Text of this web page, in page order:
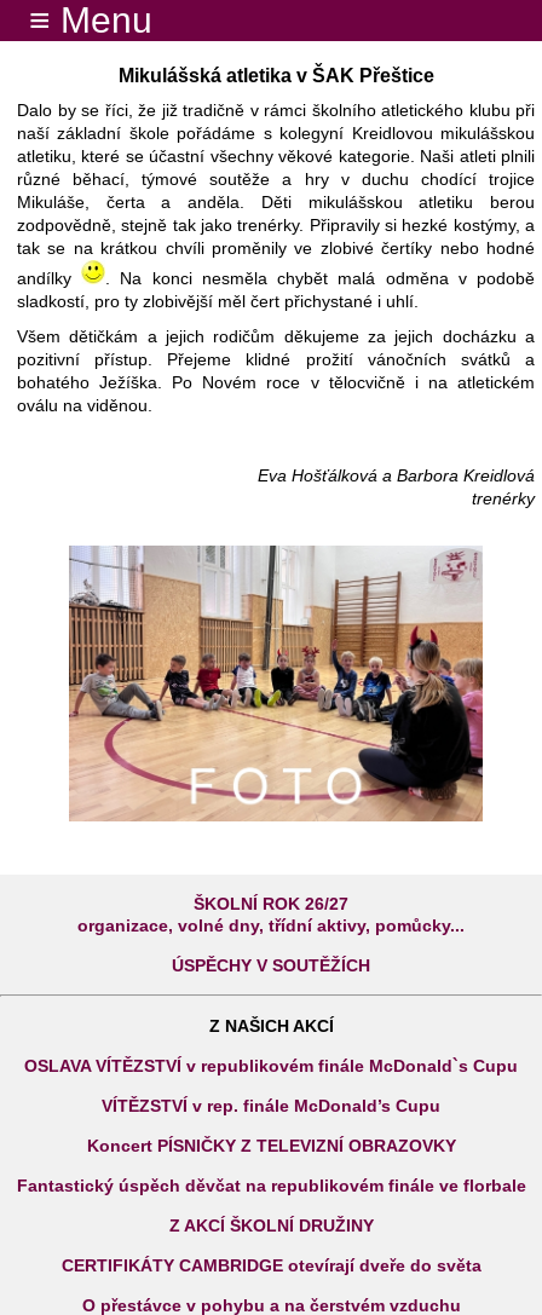
≡ Menu
Mikulášská atletika v ŠAK Přeštice
Dalo by se říci, že již tradičně v rámci školního atletického klubu při
naší základní škole pořádáme s kolegyní Kreidlovou mikulášskou
atletiku, které se účastní všechny věkové kategorie. Naši atleti plnili
různé běhací, týmové soutěže a hry v duchu chodící trojice
Mikuláše, čerta a anděla. Děti mikulášskou atletiku berou
zodpovědně, stejně tak jako trenérky. Připravily si hezké kostýmy, a
tak se na krátkou chvíli proměnily ve zlobivé čertíky nebo hodné
andílky
. Na konci nesměla chybět malá odměna v podobě
sladkostí, pro ty zlobivější měl čert přichystané i uhlí.
Všem dětičkám a jejich rodičům děkujeme za jejich docházku a
pozitivní přístup. Přejeme klidné prožití vánočních svátků a
bohatého Ježíška. Po Novém roce v tělocvičně i na atletickém
oválu na viděnou.
Eva Hošťálková a Barbora Kreidlová
trenérky
ŠKOLNÍ ROK 26/27
organizace, volné dny, třídní aktivy, pomůcky...
ÚSPĚCHY V SOUTĚŽÍCH
Z NAŠICH AKCÍ
OSLAVA VÍTĚZSTVÍ v republikovém finále McDonald`s Cupu
VÍTĚZSTVÍ v rep. finále McDonald’s Cupu
Koncert PÍSNIČKY Z TELEVIZNÍ OBRAZOVKY
Fantastický úspěch děvčat na republikovém finále ve florbale
Z AKCÍ ŠKOLNÍ DRUŽINY
CERTIFIKÁTY CAMBRIDGE otevírají dveře do světa
O přestávce v pohybu a na čerstvém vzduchu